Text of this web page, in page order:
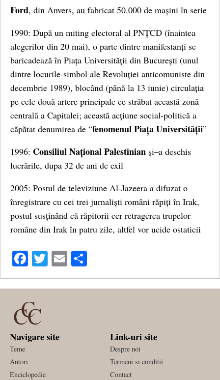
Ford, din Anvers, au fabricat 50.000 de mașini în serie
1990: După un miting electoral al PNȚCD (înaintea
alegerilor din 20 mai), o parte dintre manifestanți se
baricadează în Piața Universității din București (unul
dintre locurile-simbol ale Revoluției anticomuniste din
decembrie 1989), blocând (până la 13 iunie) circulația
pe cele două artere principale ce străbat această zonă
centrală a Capitalei; această acțiune social-politică a
căpătat denumirea de “fenomenul Piața Universității”
1996: Consiliul Național Palestinian și–a deschis
lucrările, dupa 32 de ani de exil
2005: Postul de televiziune Al-Jazeera a difuzat o
înregistrare cu cei trei jurnaliști români răpiți în Irak,
postul susținând că răpitorii cer retragerea trupelor
române din Irak în patru zile, altfel vor ucide ostaticii
Facebook
Twitter
Email
Navigare site
Teme
Autori
Enciclopedie
Link-uri site
Despre noi
Termeni si conditii
Contact